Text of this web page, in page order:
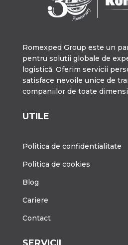
Romexped Group este un
pentru soluții globale de
logistică. Oferim servicii
satisface nevoile unice de
companiilor de toate
UTILE
Politica de confidentialitate
Politica de cookies
Blog
Cariere
Contact